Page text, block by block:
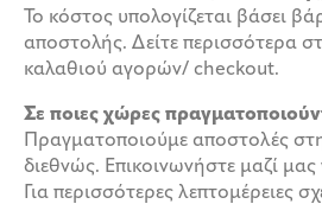
Το κόστος υπολογίζεται βάσει
αποστολής. Δείτε περισσότερα
καλαθιού αγορών/ checkout.
Σε ποιες χώρες
Πραγματοποιούμε αποστολές
διεθνώς. Επικοινωνήστε μαζί μας
Για περισσότερες λεπτομέρειες